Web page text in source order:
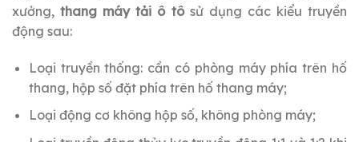
xưởng, thang máy tải ô tôsử dụng các kiểu truyền
động sau:
Loại truyền thống: cần có phòng máy phía trên hố
thang, hộp số đặt phía trên hố thang máy;
Loại động cơ không hộp số, không phòng máy;